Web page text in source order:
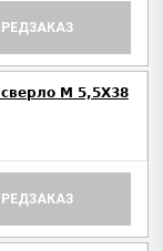
М 5,5Х38